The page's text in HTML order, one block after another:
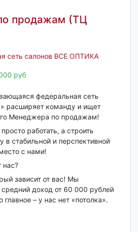
продажам (ТЦ
сеть салонов ВСЕ ОПТИКА
руб
федеральная сеть
расширяет команду и ищет
Менеджера по продажам!
работать, а строить
в стабильной и перспективной
с нами!
зависит от вас! Мы
доход от 60 000 рублей
главное – у нас нет «потолка».